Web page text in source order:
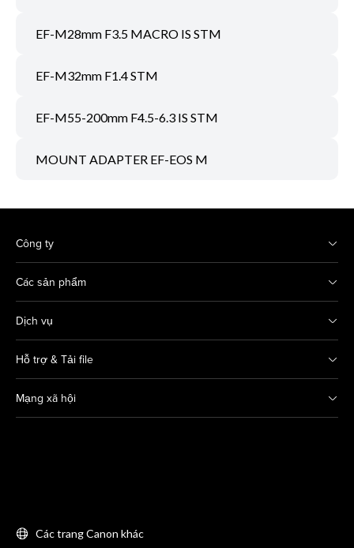
EF-M28mm F3.5 MACRO IS STM
EF-M32mm F1.4 STM
EF-M55-200mm F4.5-6.3 IS STM
MOUNT ADAPTER EF-EOS M
Công ty
Các sản phẩm
Dịch vụ
Hỗ trợ & Tải file
Mạng xã hội
Các trang Canon khác